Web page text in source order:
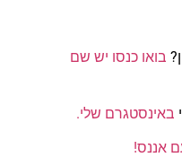
בואו כנסו יש שם
באינסטגרם שלי.
אננס!